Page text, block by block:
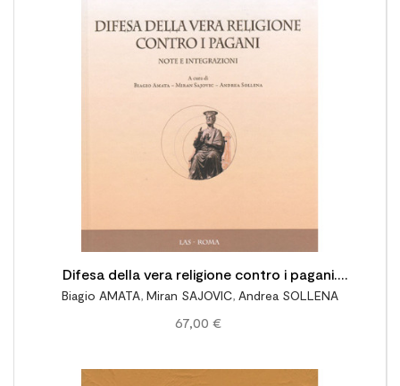
Difesa della vera religione contro i pagani.
Note e integrazioni
Biagio AMATA, Miran SAJOVIC, Andrea SOLLENA
67,00 €